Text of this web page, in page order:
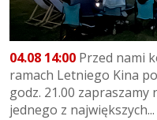
04.08 14:00 Przed nami
ramach Letniego Kina
godz. 21.00 zapraszamy
jednego z największych...